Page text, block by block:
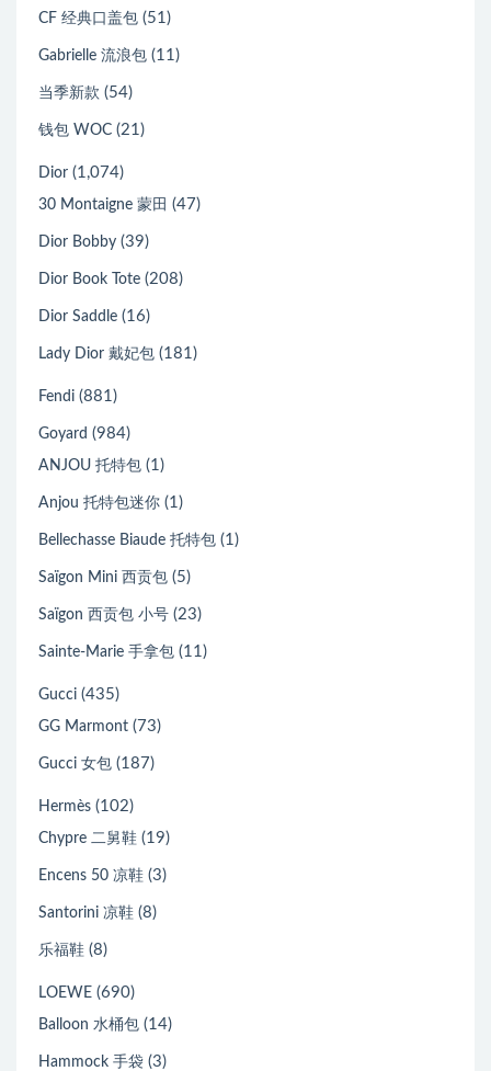
CF 经典口盖包 (51)
Gabrielle 流浪包 (11)
当季新款 (54)
钱包 WOC (21)
Dior (1,074)
30 Montaigne 蒙田 (47)
Dior Bobby (39)
Dior Book Tote (208)
Dior Saddle (16)
Lady Dior 戴妃包 (181)
Fendi (881)
Goyard (984)
ANJOU 托特包 (1)
Anjou 托特包迷你 (1)
Bellechasse Biaude 托特包 (1)
Saïgon Mini 西贡包 (5)
Saïgon 西贡包 小号 (23)
Sainte-Marie 手拿包 (11)
Gucci (435)
GG Marmont (73)
Gucci 女包 (187)
Hermès (102)
Chypre 二舅鞋 (19)
Encens 50 凉鞋 (3)
Santorini 凉鞋 (8)
乐福鞋 (8)
LOEWE (690)
Balloon 水桶包 (14)
Hammock 手袋 (3)